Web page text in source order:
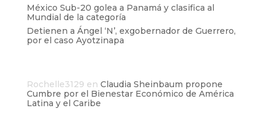
México Sub-20 golea a Panamá y clasifica al
Mundial de la categoría
Detienen a Ángel ‘N’, exgobernador de Guerrero,
por el caso Ayotzinapa
Rochelle3129 en Claudia Sheinbaum propone
Cumbre por el Bienestar Económico de América
Latina y el Caribe